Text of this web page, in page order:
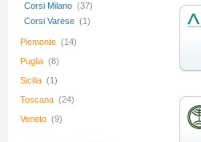
Corsi Milano (37)
Corsi Varese (1)
Piemonte (14)
Puglia (8)
Sicilia (1)
Toscana (24)
Veneto (9)